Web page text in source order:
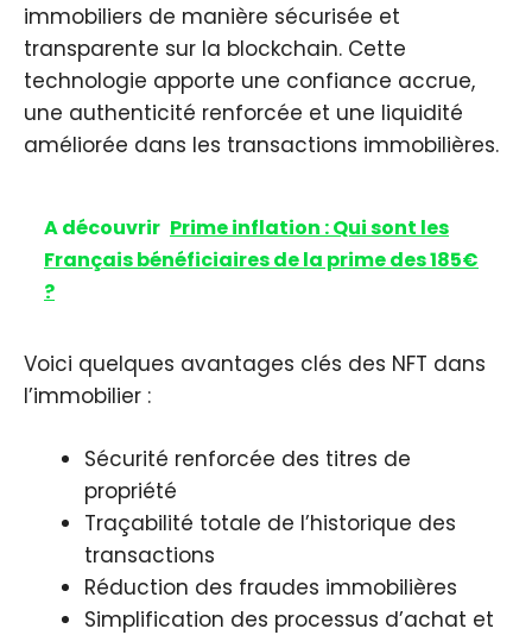
immobiliers de manière sécurisée et
transparente sur la blockchain. Cette
technologie apporte une confiance accrue,
une authenticité renforcée et une liquidité
améliorée dans les transactions immobilières.
A découvrir Prime inflation : Qui sont les
Français bénéficiaires de la prime des 185€
?
Voici quelques avantages clés des NFT dans
l’immobilier :
Sécurité renforcée des titres de
propriété
Traçabilité totale de l’historique des
transactions
Réduction des fraudes immobilières
Simplification des processus d’achat et